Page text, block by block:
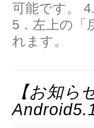
可能です。
5．左上の「
れます。
【お知ら